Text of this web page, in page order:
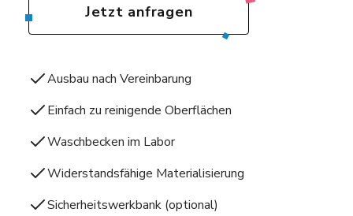
Jetzt anfragen
Ausbau nach Vereinbarung
Einfach zu reinigende Oberflächen
Waschbecken im Labor
Widerstandsfähige Materialisierung
Sicherheitswerkbank (optional)